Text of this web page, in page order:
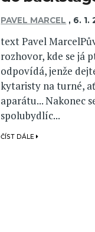
PAVEL MARCEL , 6. 1.
text Pavel
rozhovor, kde se já
odpovídá, jenže
kytaristy na turné,
aparátu... Nakonec
spolubydlíc...
ČÍST DÁLE